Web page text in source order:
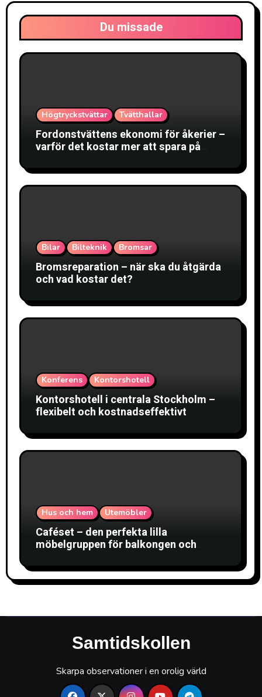
Du missade
Högtryckstvättar Tvätthallar
Fordonstvättens ekonomi för åkerier –
varför det kostar mer att spara på
Bilar Bilteknik Bromsar
Bromsreparation – när ska du åtgärda
och vad kostar det?
Konferens Kontorshotell
Kontorshotell i centrala Stockholm –
flexibelt och kostnadseffektivt
Hus och hem Utemöbler
Caféset – den perfekta lilla
möbelgruppen för balkongen och
Samtidskollen
Skarpa observationer i en orolig värld